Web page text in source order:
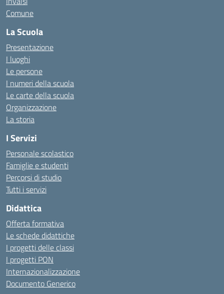
Comune
La Scuola
Presentazione
I luoghi
Le persone
I numeri della scuola
Le carte della scuola
Organizzazione
La storia
I Servizi
Personale scolastico
Famiglie e studenti
Percorsi di studio
Tutti i servizi
Didattica
Offerta formativa
Le schede didattiche
I progetti delle classi
I progetti PON
Internazionalizzazione
Documento Generico